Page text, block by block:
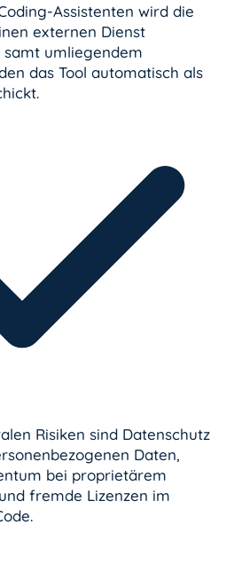
Assistenten wird die
externen Dienst
umliegendem
das Tool automatisch als
Risiken sind Datenschutz
Daten,
bei proprietärem
fremde Lizenzen im